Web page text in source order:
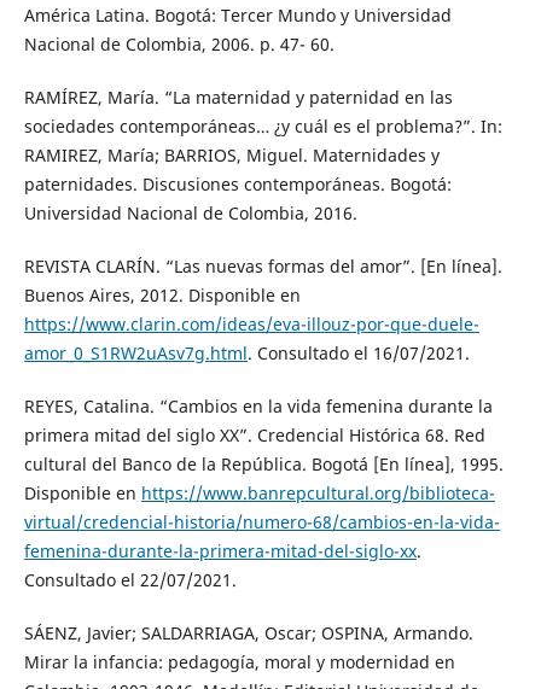
América Latina. Bogotá: Tercer Mundo y Universidad
Nacional de Colombia, 2006. p. 47- 60.
RAMÍREZ, María. “La maternidad y paternidad en las
sociedades contemporáneas… ¿y cuál es el problema?”. In:
RAMIREZ, María; BARRIOS, Miguel. Maternidades y
paternidades. Discusiones contemporáneas. Bogotá:
Universidad Nacional de Colombia, 2016.
REVISTA CLARÍN. “Las nuevas formas del amor”. [En línea].
Buenos Aires, 2012. Disponible en
https://www.clarin.com/ideas/eva-illouz-por-que-duele-
amor_0_S1RW2uAsv7g.html. Consultado el 16/07/2021.
REYES, Catalina. “Cambios en la vida femenina durante la
primera mitad del siglo XX”. Credencial Histórica 68. Red
cultural del Banco de la República. Bogotá [En línea], 1995.
Disponible en https://www.banrepcultural.org/biblioteca-
virtual/credencial-historia/numero-68/cambios-en-la-vida-
femenina-durante-la-primera-mitad-del-siglo-xx.
Consultado el 22/07/2021.
SÁENZ, Javier; SALDARRIAGA, Oscar; OSPINA, Armando.
Mirar la infancia: pedagogía, moral y modernidad en